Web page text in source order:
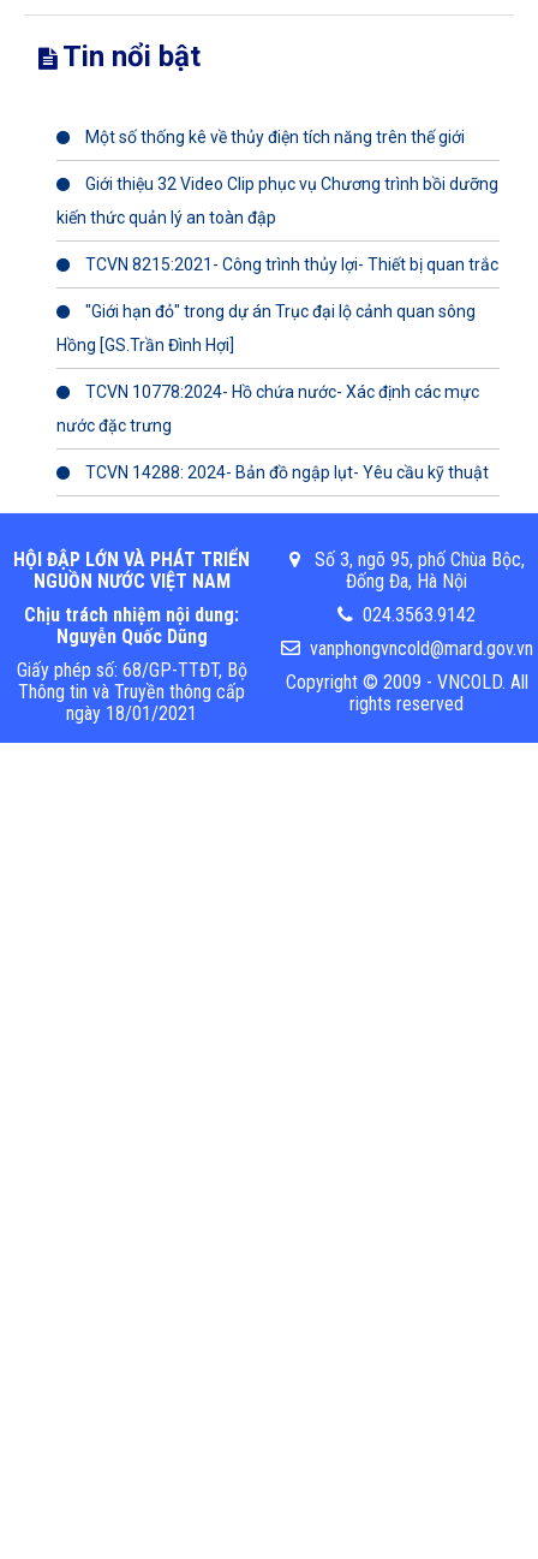
Tin nổi bật
Một số thống kê về thủy điện tích năng trên thế giới
Giới thiệu 32 Video Clip phục vụ Chương trình bồi dưỡng
kiến thức quản lý an toàn đập
TCVN 8215:2021- Công trình thủy lợi- Thiết bị quan trắc
"Giới hạn đỏ" trong dự án Trục đại lộ cảnh quan sông
Hồng [GS.Trần Đình Hợi]
TCVN 10778:2024- Hồ chứa nước- Xác định các mực
nước đặc trưng
TCVN 14288: 2024- Bản đồ ngập lụt- Yêu cầu kỹ thuật
HỘI ĐẬP LỚN VÀ PHÁT TRIỂN
NGUỒN NƯỚC VIỆT NAM
Chịu trách nhiệm nội dung:
Nguyễn Quốc Dũng
Giấy phép số: 68/GP-TTĐT, Bộ
Thông tin và Truyền thông cấp
ngày 18/01/2021
Số 3, ngõ 95, phố Chùa Bộc,
Đống Đa, Hà Nội
024.3563.9142
vanphongvncold@mard.gov.vn
Copyright © 2009 - VNCOLD. All
rights reserved